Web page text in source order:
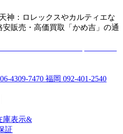
神：ロレックスやカルティエな
販売・高価買取「かめ吉」の通
06-4309-7470 福岡 092-401-2540
庫表示&
証